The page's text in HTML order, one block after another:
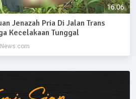
Jenazah Pria Di Jalan Trans
Kecelakaan Tunggal